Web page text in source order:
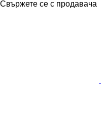
Свържете се с продавача